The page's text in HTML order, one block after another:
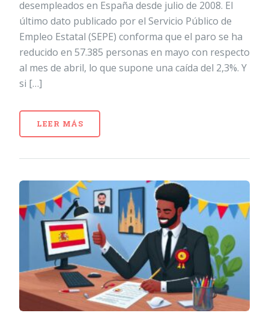
desempleados en España desde julio de 2008. El
último dato publicado por el Servicio Público de
Empleo Estatal (SEPE) conforma que el paro se ha
reducido en 57.385 personas en mayo con respecto
al mes de abril, lo que supone una caída del 2,3%. Y
si […]
LEER MÁS